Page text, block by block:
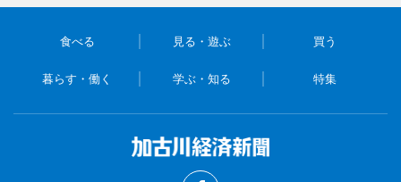
食べる 見る・遊ぶ 買う
暮らす・働く 学ぶ・知る 特集